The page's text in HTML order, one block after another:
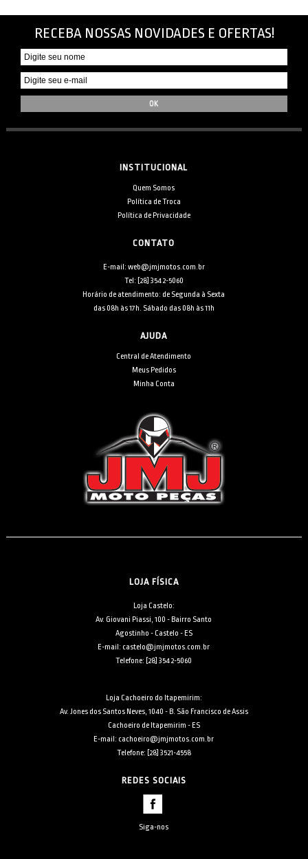
RECEBA NOSSAS NOVIDADES E OFERTAS!
INSTITUCIONAL
Quem Somos
Política de Troca
Política de Privacidade
CONTATO
E-mail: web@jmjmotos.com.br
Tel: [28] 3542-5060
Horário de atendimento: de Segunda à Sexta
das 08h às 17h. Sábado das 08h às 11h
AJUDA
Central de Atendimento
Meus Pedidos
Minha Conta
LOJA FÍSICA
Loja Castelo:
Av. Giovani Piassi, 100 - Bairro Santo
Agostinho - Castelo - ES
E-mail: castelo@jmjmotos.com.br
Telefone: [28] 3542-5060
Loja Cachoeiro do Itapemirim:
Av. Jones dos Santos Neves, 1040 - B. São Francisco de Assis
Cachoeiro de Itapemirim - ES
E-mail: cachoeiro@jmjmotos.com.br
Telefone: [28] 3521-4558
REDES SOCIAIS
Siga-nos